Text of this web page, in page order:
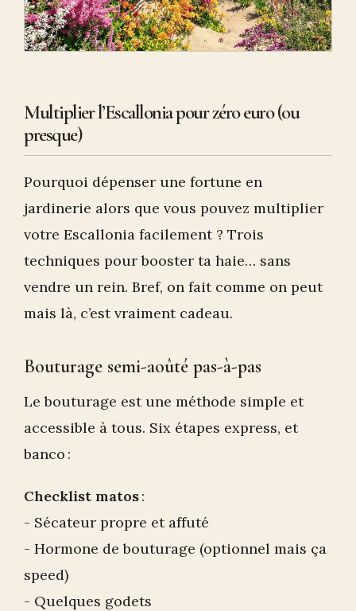
Multiplier l’Escallonia pour zéro euro (ou
presque)
Pourquoi dépenser une fortune en
jardinerie alors que vous pouvez multiplier
votre Escallonia facilement ? Trois
techniques pour booster ta haie… sans
vendre un rein. Bref, on fait comme on peut
mais là, c’est vraiment cadeau.
Bouturage semi-aoûté pas-à-pas
Le bouturage est une méthode simple et
accessible à tous. Six étapes express, et
banco :
Checklist matos:
- Sécateur propre et affuté
- Hormone de bouturage (optionnel mais ça
speed)
- Quelques godets